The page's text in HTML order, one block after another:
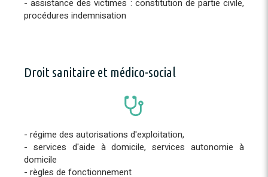
- assistance des victimes : constitution de partie civile,
procédures indemnisation
Droit sanitaire et médico-social
- régime des autorisations d'exploitation,
- services d'aide à domicile, services autonomie à
domicile
- règles de fonctionnement